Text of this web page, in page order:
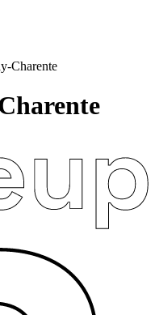
Charente